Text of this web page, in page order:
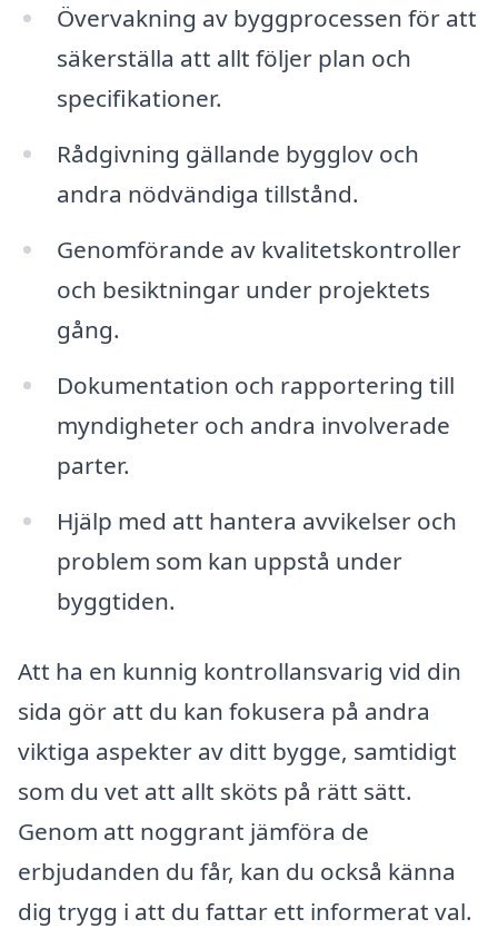
Övervakning av byggprocessen för att
säkerställa att allt följer plan och
specifikationer.
Rådgivning gällande bygglov och
andra nödvändiga tillstånd.
Genomförande av kvalitetskontroller
och besiktningar under projektets
gång.
Dokumentation och rapportering till
myndigheter och andra involverade
parter.
Hjälp med att hantera avvikelser och
problem som kan uppstå under
byggtiden.
Att ha en kunnig kontrollansvarig vid din
sida gör att du kan fokusera på andra
viktiga aspekter av ditt bygge, samtidigt
som du vet att allt sköts på rätt sätt.
Genom att noggrant jämföra de
erbjudanden du får, kan du också känna
dig trygg i att du fattar ett informerat val.